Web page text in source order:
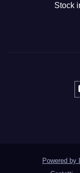
Stock
Powered by